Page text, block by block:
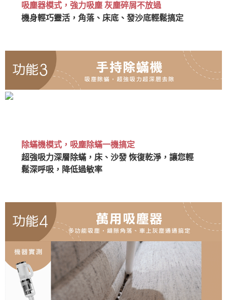
吸塵器模式，強力吸塵 灰塵碎屑不放過
機身輕巧靈活，角落、床底、發沙底輕鬆搞定
除蟎機模式，吸塵除蟎一機搞定
超強吸力深層除蟎， 床、沙發 恢復乾淨，讓您輕
鬆深呼吸，降低過敏率